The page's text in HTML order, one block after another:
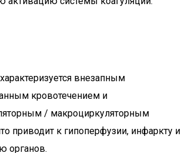
внезапным
кровотечением и
/ макроциркуляторным
приводит к гипоперфузии, инфаркту и
органов.